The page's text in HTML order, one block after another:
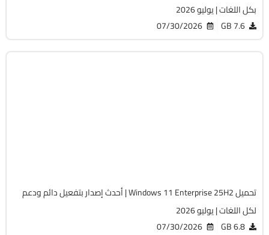
2026
07/30/2026
تحميل Windows 11 Enterprise 25H2 | أحدث إصدار بتفعيل دائم ودعم
2026
07/30/2026